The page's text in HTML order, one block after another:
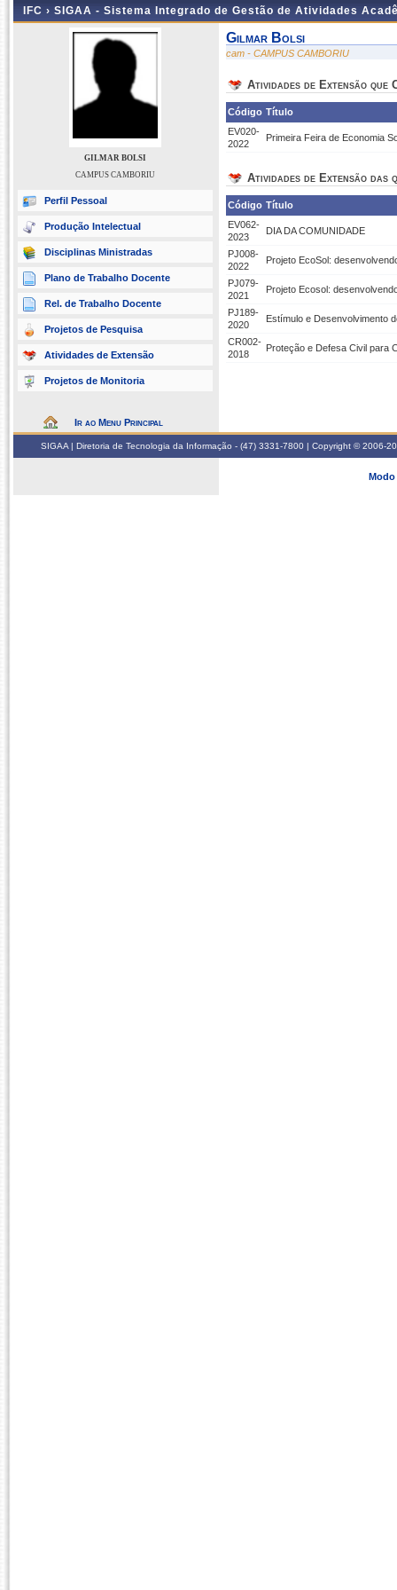
IFC › SIGAA - Sistema Integrado de Gestão de Atividades
GILMAR BOLSI
CAMPUS CAMBORIU
Perfil Pessoal
Produção Intelectual
Disciplinas Ministradas
Plano de Trabalho Docente
Rel. de Trabalho Docente
Projetos de Pesquisa
Atividades de Extensão
Projetos de Monitoria
Ir ao Menu Principal
Gilmar Bolsi
cam - CAMPUS CAMBORIU
Atividades de Extensão que
Código Título
EV020-
2022
Primeira Feira de Economia
Atividades de Extensão das
Código Título
EV062-
2023
DIA DA COMUNIDADE
PJ008-
2022
Projeto EcoSol:
PJ079-
2021
Projeto Ecosol:
PJ189-
2020
Estímulo e Desenvolvimento
CR002-
2018
Proteção e Defesa Civil para
SIGAA | Diretoria de Tecnologia da Informação - (47) 3331-7800 | Copyright © 2006-
Modo